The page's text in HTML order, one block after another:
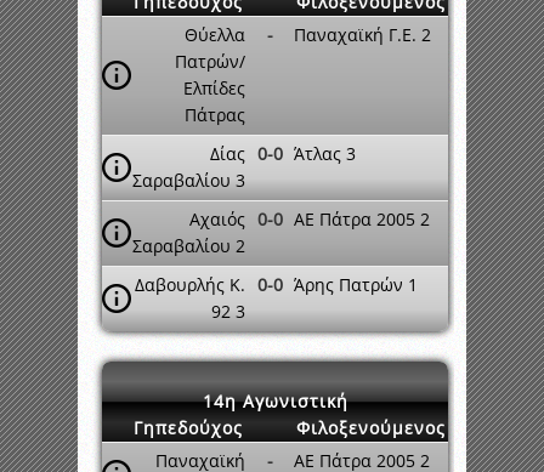
Θύελλα
Πατρών/
Ελπίδες
Πάτρας
- Παναχαϊκή Γ.Ε. 2
Δίας
Σαραβαλίου 3
0-0 Άτλας 3
Αχαιός
Σαραβαλίου 2
0-0 ΑΕ Πάτρα 2005 2
Δαβουρλής Κ.
92 3
0-0 Άρης Πατρών 1
14η Αγωνιστική
Γηπεδούχος
Φιλοξενούμενος
Παναχαϊκή
- ΑΕ Πάτρα 2005 2